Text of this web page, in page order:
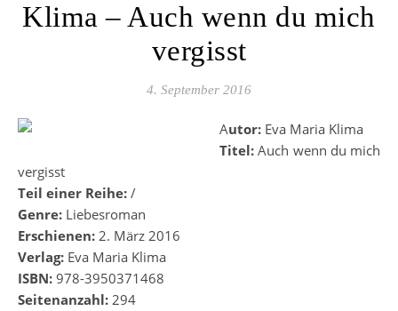
Klima – Auch wenn du mich
vergisst
4. September 2016
Autor: Eva Maria Klima
Titel:Auch wenn du mich
vergisst
Teil einer Reihe: /
Genre: Liebesroman
Erschienen: 2. März 2016
Verlag: Eva Maria Klima
ISBN: 978-3950371468
Seitenanzahl: 294